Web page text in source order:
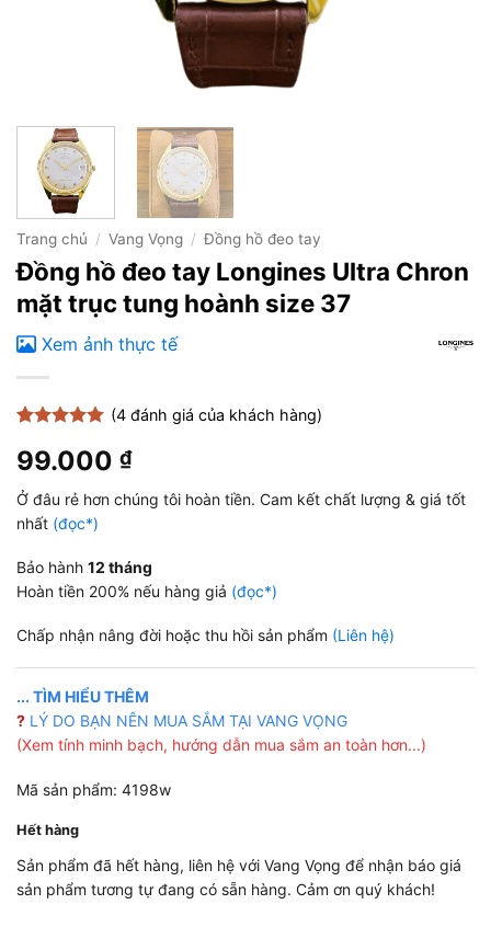
Trang chủ / Vang Vọng / Đồng hồ đeo tay
Đồng hồ đeo tay Longines Ultra Chron
mặt trục tung hoành size 37
Xem ảnh thực tế
dựa trên
đánh giá
(4đánh giá của khách hàng)
99.000 ₫
Ở đâu rẻ hơn chúng tôi hoàn tiền. Cam kết chất lượng & giá tốt
nhất (đọc*)
Bảo hành 12 tháng
Hoàn tiền 200% nếu hàng giả (đọc*)
Chấp nhận nâng đời hoặc thu hồi sản phẩm (Liên hệ)
... TÌM HIỂU THÊM
? LÝ DO BẠN NÊN MUA SẮM TẠI VANG VỌNG
(Xem tính minh bạch, hướng dẫn mua sắm an toàn hơn...)
Mã sản phẩm: 4198w
Hết hàng
Sản phẩm đã hết hàng, liên hệ với Vang Vọng để nhận báo giá
sản phẩm tương tự đang có sẵn hàng. Cảm ơn quý khách!